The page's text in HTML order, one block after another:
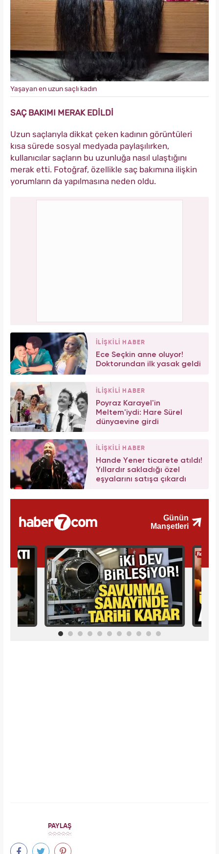
Yaşayan en uzun saçlı kadın
SAÇ BAKIMI MERAK EDİLDİ
Uzun saçlarıyla dikkat çeken kadının görüntüleri
kısa sürede sosyal medyada paylaşılırken,
kullanıcılar saçların bu uzunluğa nasıl ulaştığını
merak etti. Fotoğraf, özellikle saç bakımına ilişkin
yorumların da yapılmasına neden oldu.
İLİŞKİLİ HABER
Ece Seçkin anne oluyor!
Doktorundan ilk yasak geldi
İLİŞKİLİ HABER
Poyraz Karayel'in
Meltem'iydi: Hare Sürel
dünyaevine girdi
İLİŞKİLİ HABER
Hande Yener ticarete atıldı!
Yıllardır sakladığı özel
eşyalarını satışa çıkardı